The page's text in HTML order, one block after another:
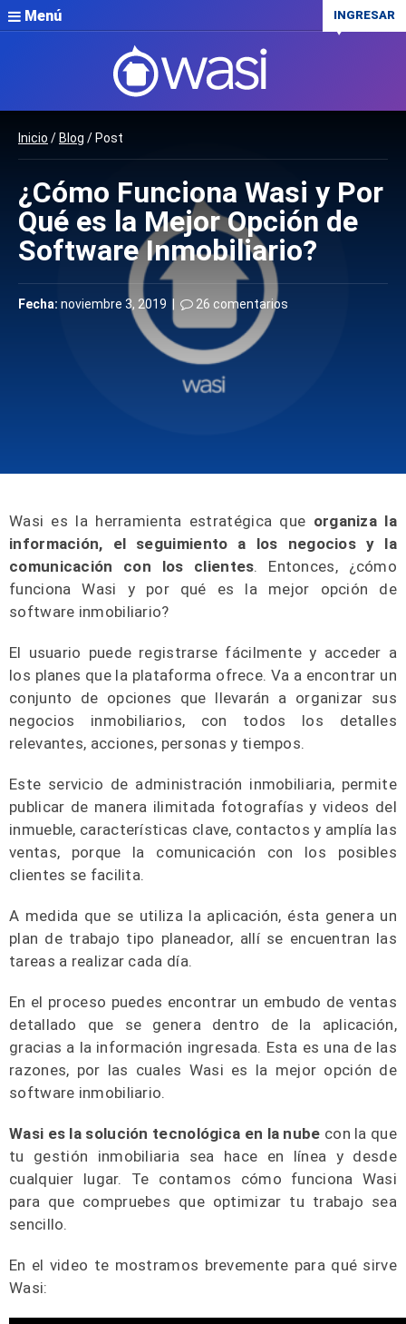
Menú INGRESAR
Inicio / Blog / Post
¿Cómo Funciona Wasi y Por
Qué es la Mejor Opción de
Software Inmobiliario?
Fecha: noviembre 3, 2019 | 26 comentarios
Wasi es la herramienta estratégica que organiza la
información, el seguimiento a los negocios y la
comunicación con los clientes. Entonces, ¿cómo
funciona Wasi y por qué es la mejor opción de
software inmobiliario?
El usuario puede registrarse fácilmente y acceder a
los planes que la plataforma ofrece. Va a encontrar un
conjunto de opciones que llevarán a organizar sus
negocios inmobiliarios, con todos los detalles
relevantes, acciones, personas y tiempos.
Este servicio de administración inmobiliaria, permite
publicar de manera ilimitada fotografías y videos del
inmueble, características clave, contactos y amplía las
ventas, porque la comunicación con los posibles
clientes se facilita.
A medida que se utiliza la aplicación, ésta genera un
plan de trabajo tipo planeador, allí se encuentran las
tareas a realizar cada día.
En el proceso puedes encontrar un embudo de ventas
detallado que se genera dentro de la aplicación,
gracias a la información ingresada. Esta es una de las
razones, por las cuales Wasi es la mejor opción de
software inmobiliario.
Wasi es la solución tecnológica en la nube con la que
tu gestión inmobiliaria sea hace en línea y desde
cualquier lugar. Te contamos cómo funciona Wasi
para que compruebes que optimizar tu trabajo sea
sencillo.
En el video te mostramos brevemente para qué sirve
Wasi: